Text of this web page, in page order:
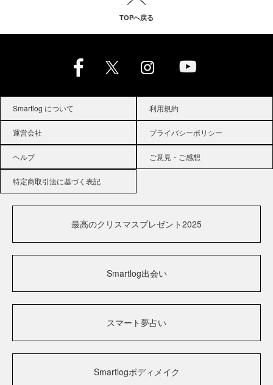
TOPへ戻る
Smartlog について 利用規約
運営会社 プライバシーポリシー
ヘルプ ご意見・ご感想
特定商取引法に基づく表記
最高のクリスマスプレゼント2025
Smartlog出会い
スマート夢占い
Smartlogボディメイク